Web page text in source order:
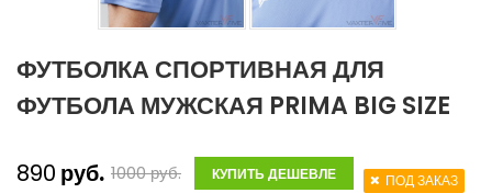
ФУТБОЛКА СПОРТИВНАЯ ДЛЯ
ФУТБОЛА МУЖСКАЯ PRIMA BIG SIZE
890 руб. 1000руб. КУПИТЬ ДЕШЕВЛЕ ПОД ЗАКАЗ